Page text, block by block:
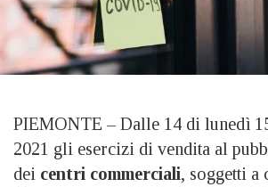
PIEMONTE – Dalle 14 di lunedì
2021 gli esercizi di vendita al
dei centri commerciali, soggetti a